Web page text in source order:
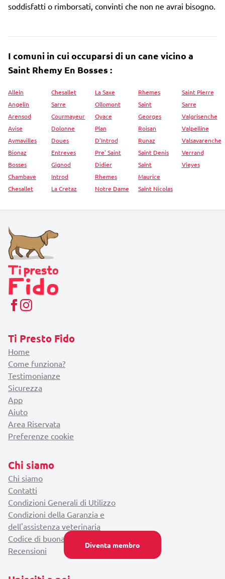
Diventa membro
soddisfatti o rimborsati, convinti che non ne avrai bisogno.
I comuni in cui occuparsi di un cane vicino a
Saint Rhemy En Bosses :
Allein
Angelin
Arensod
Avise
Aymavilles
Bionaz
Bosses
Chambave
Chesallet
Chesallet
Sarre
Courmayeur
Dolonne
Doues
Entreves
Gignod
Introd
La Cretaz
La Saxe
Ollomont
Oyace
Plan
D'Introd
Pre' Saint
Didier
Rhemes
Notre Dame
Rhemes
Saint
Georges
Roisan
Runaz
Saint Denis
Saint
Maurice
Saint Nicolas
Saint Pierre
Sarre
Valgrisenche
Valpelline
Valsavarenche
Verrand
Vieyes
Ti Presto Fido
Home
Come funziona?
Testimonianze
Sicurezza
App
Aiuto
Area Riservata
Preferenze cookie
Chi siamo
Chi siamo
Contatti
Condizioni Generali di Utilizzo
Condizioni della Garanzia e
dell'assistenza veterinaria
Codice di buona condotta
Recensioni